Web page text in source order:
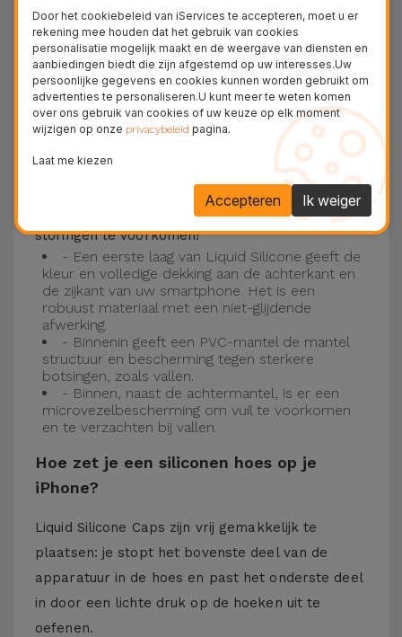
15, 14, 13, 12 onder meer en het nieuwste model
van de Apple, deiPhone 16eniPhone 17.
Drie-laagse bescherming met de
siliconen kappen
Onze iPhone siliconen hoesjes hebben een
robuuste, kwalitatieve constructie met een
drielaagse constructie om ongelukken en
storingen te voorkomen!
- Een eerste laag van Liquid Silicone geeft de
kleur en volledige dekking aan de achterkant en
de zijkant van uw smartphone. Het is een
robuust materiaal met een niet-glijdende
afwerking.
- Binnenin geeft een PVC-mantel de mantel
structuur en bescherming tegen sterkere
botsingen, zoals vallen.
- Binnen, naast de achtermantel, is er een
microvezelbescherming om vuil te voorkomen
en te verzachten bij vallen.
Hoe zet je een siliconen hoes op je
iPhone?
Liquid Silicone Caps zijn vrij gemakkelijk te
plaatsen: je stopt het bovenste deel van de
apparatuur in de hoes en past het onderste deel
in door een lichte druk op de hoeken uit te
oefenen.
Door het cookiebeleid van iServices te accepteren, moet u er
rekening mee houden dat het gebruik van cookies
personalisatie mogelijk maakt en de weergave van diensten en
aanbiedingen biedt die zijn afgestemd op uw interesses.Uw
persoonlijke gegevens en cookies kunnen worden gebruikt om
advertenties te personaliseren.U kunt meer te weten komen
over ons gebruik van cookies of uw keuze op elk moment
wijzigen op onze privacybeleid pagina.
Laat me kiezen
Ik weiger
Accepteren